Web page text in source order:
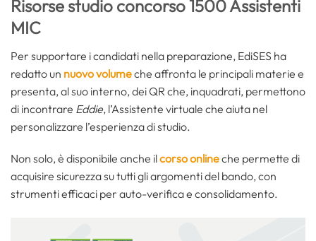
Risorse studio concorso 1500 Assistenti
MIC
Per supportare i candidati nella preparazione, EdiSES ha
redatto un nuovo volumeche affronta le principali materie e
presenta, al suo interno, dei QR che, inquadrati, permettono
di incontrare Eddie, l’Assistente virtuale che aiuta nel
personalizzare l’esperienza di studio.
Non solo, è disponibile anche ilcorso onlineche permette di
acquisire sicurezza su tutti gli argomenti del bando, con
strumenti efficaci per auto-verifica e consolidamento.